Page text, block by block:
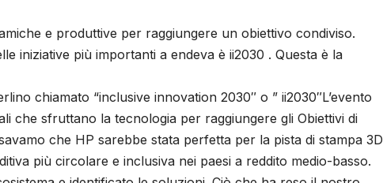
e produttive per raggiungere un obiettivo condiviso.
iniziative più importanti a endeva è ii2030 . Questa è la
chiamato “inclusive innovation 2030″ o ” ii2030″L’evento
che sfruttano la tecnologia per raggiungere gli Obiettivi di
che HP sarebbe stata perfetta per la pista di stampa 3D
più circolare e inclusiva nei paesi a reddito medio-basso.